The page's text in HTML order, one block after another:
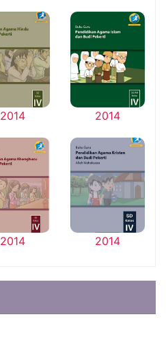
2014 2014
2014 2014